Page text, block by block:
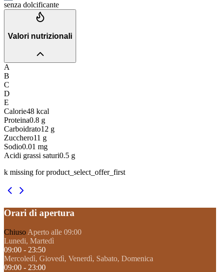
senza dolcificante
Valori nutrizionali
A
B
C
D
E
Calorie48 kcal
Proteina0.8 g
Carboidrato12 g
Zucchero11 g
Sodio0.01 mg
Acidi grassi saturi0.5 g
k missing for product_select_offer_first
Orari di apertura
Chiuso Aperto alle 09:00
Lunedi, Martedì
09:00 - 23:50
Mercoledì, Giovedì, Venerdì, Sabato, Domenica
09:00 - 23:00